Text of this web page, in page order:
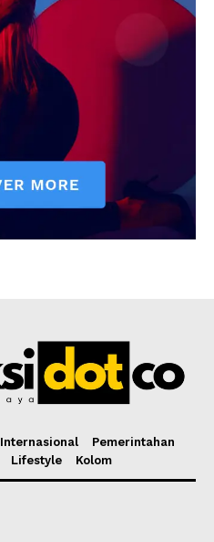
Internasional
Pemerintahan
Lifestyle Kolom